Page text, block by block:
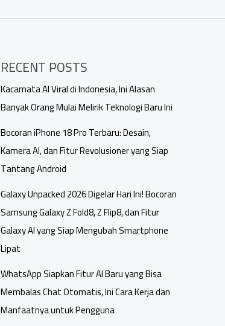
RECENT POSTS
Kacamata AI Viral di Indonesia, Ini Alasan
Banyak Orang Mulai Melirik Teknologi Baru Ini
Bocoran iPhone 18 Pro Terbaru: Desain,
Kamera AI, dan Fitur Revolusioner yang Siap
Tantang Android
Galaxy Unpacked 2026 Digelar Hari Ini! Bocoran
Samsung Galaxy Z Fold8, Z Flip8, dan Fitur
Galaxy AI yang Siap Mengubah Smartphone
Lipat
WhatsApp Siapkan Fitur AI Baru yang Bisa
Membalas Chat Otomatis, Ini Cara Kerja dan
Manfaatnya untuk Pengguna